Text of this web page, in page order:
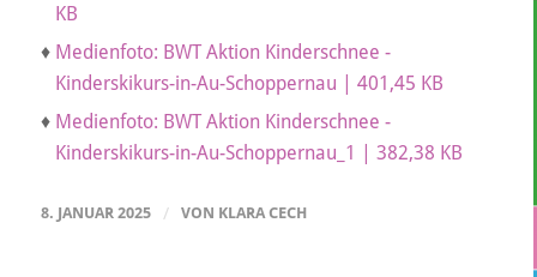
KB
♦ Medienfoto: BWT Aktion Kinderschnee -
Kinderskikurs-in-Au-Schoppernau | 401,45 KB
♦ Medienfoto: BWT Aktion Kinderschnee -
Kinderskikurs-in-Au-Schoppernau_1 | 382,38 KB
8. JANUAR 2025 / VON KLARA CECH